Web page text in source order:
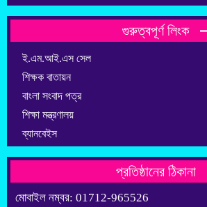
গুরুত্বপূর্ণ লিংক
ই.এম.আই.এস সেল
শিক্ষক বাতায়ন
বাংলা সংবাদ পত্র
শিক্ষা মন্ত্রণালয়
ব্যানবেইস
প্রতিষ্ঠানের ঠিকানা
মোবাইল নম্বর: 01712-965526